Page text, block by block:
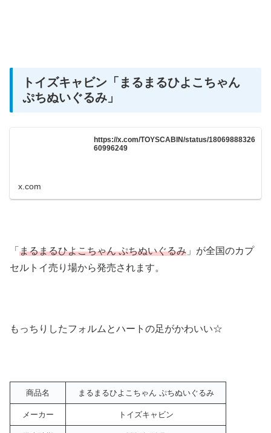
トイズキャビン 「まるまるひよこちゃん
ぷちぬいぐるみ」
https://x.com/TOYSCABIN/status/18069888326
60996249
x.com
「 まるまるひよこちゃん ぷちぬいぐるみ 」が全国のカプ
セルトイ売り場から発売されます。
もっちりしたフォルムとハートの足がかわいい☆
商品名 まるまるひよこちゃん ぷちぬいぐるみ
メーカー トイズキャビン